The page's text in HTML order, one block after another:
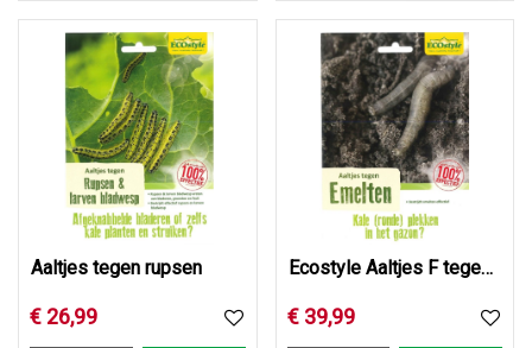
Aaltjes tegen rupsen
€ 26,99
Ecostyle Aaltjes F tegen emelten 50 mln/100 m2
€ 39,99